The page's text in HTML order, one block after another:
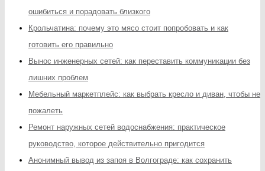
ошибиться и порадовать близкого
Крольчатина: почему это мясо стоит попробовать и как
готовить его правильно
Вынос инженерных сетей: как переставить коммуникации без
лишних проблем
Мебельный маркетплейс: как выбрать кресло и диван, чтобы не
пожалеть
Ремонт наружных сетей водоснабжения: практическое
руководство, которое действительно пригодится
Анонимный вывод из запоя в Волгограде: как сохранить